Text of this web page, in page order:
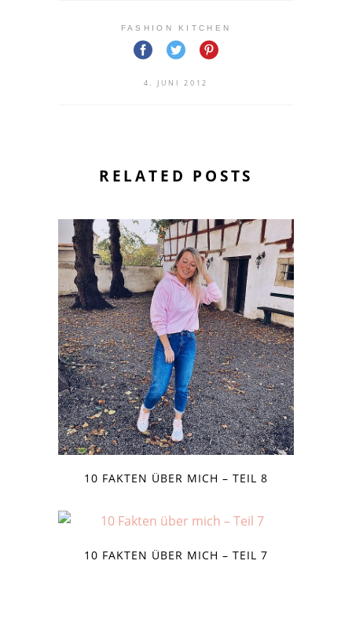
FASHION KITCHEN
4. JUNI 2012
RELATED POSTS
10 FAKTEN ÜBER MICH – TEIL 8
10 FAKTEN ÜBER MICH – TEIL 7